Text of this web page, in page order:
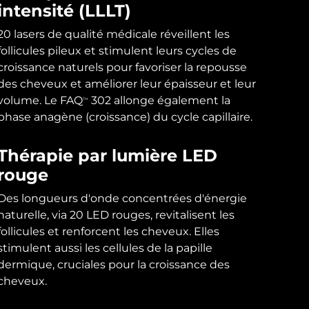
(LLLT)
lasers de qualité médicale réveillent les
pileux et stimulent leurs cycles de
naturels pour favoriser la repousse
cheveux et améliorer leur épaisseur et leur
Le FAQTM
302 allonge également la
anagène (croissance) du cycle capillaire.
par lumière LED
longueurs d'onde concentrées d'énergie
via 20 LED rouges, revitalisent les
et renforcent les cheveux. Elles
aussi les cellules de la papille
cruciales pour la croissance des